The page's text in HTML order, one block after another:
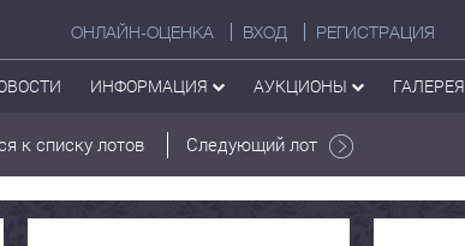
ОНЛАЙН-ОЦЕНКА ВХОД РЕГИСТРАЦИЯ
ИНФОРМАЦИЯ АУКЦИОНЫ ГАЛЕРЕЯ
к списку лотов Следующий лот